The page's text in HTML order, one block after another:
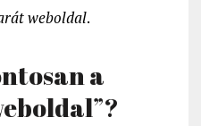
weboldal.
a